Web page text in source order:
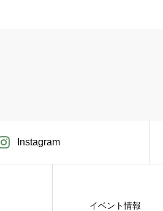
Instagram
イベント情報